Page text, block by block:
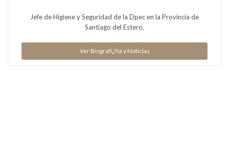
Jefe de Higiene y Seguridad de la Dpec en la Provincia de
Santiago del Estero.
Ver Biografï¿½a y Noticias